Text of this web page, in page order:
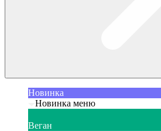
Новинка
Новинка меню
Веган